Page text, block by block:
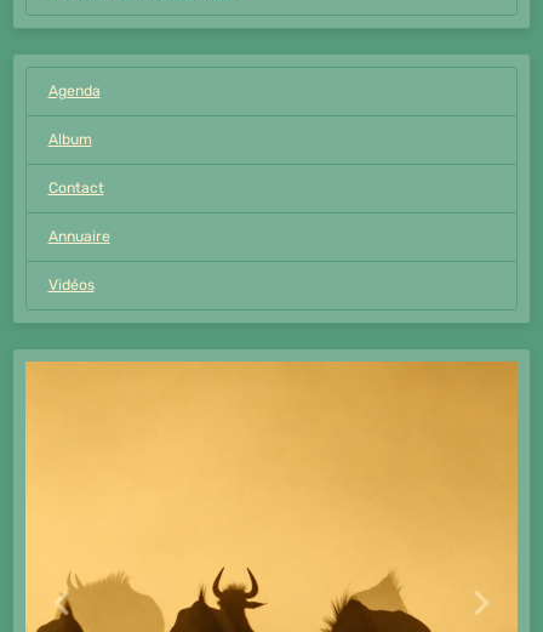
Agenda
Album
Contact
Annuaire
Vidéos